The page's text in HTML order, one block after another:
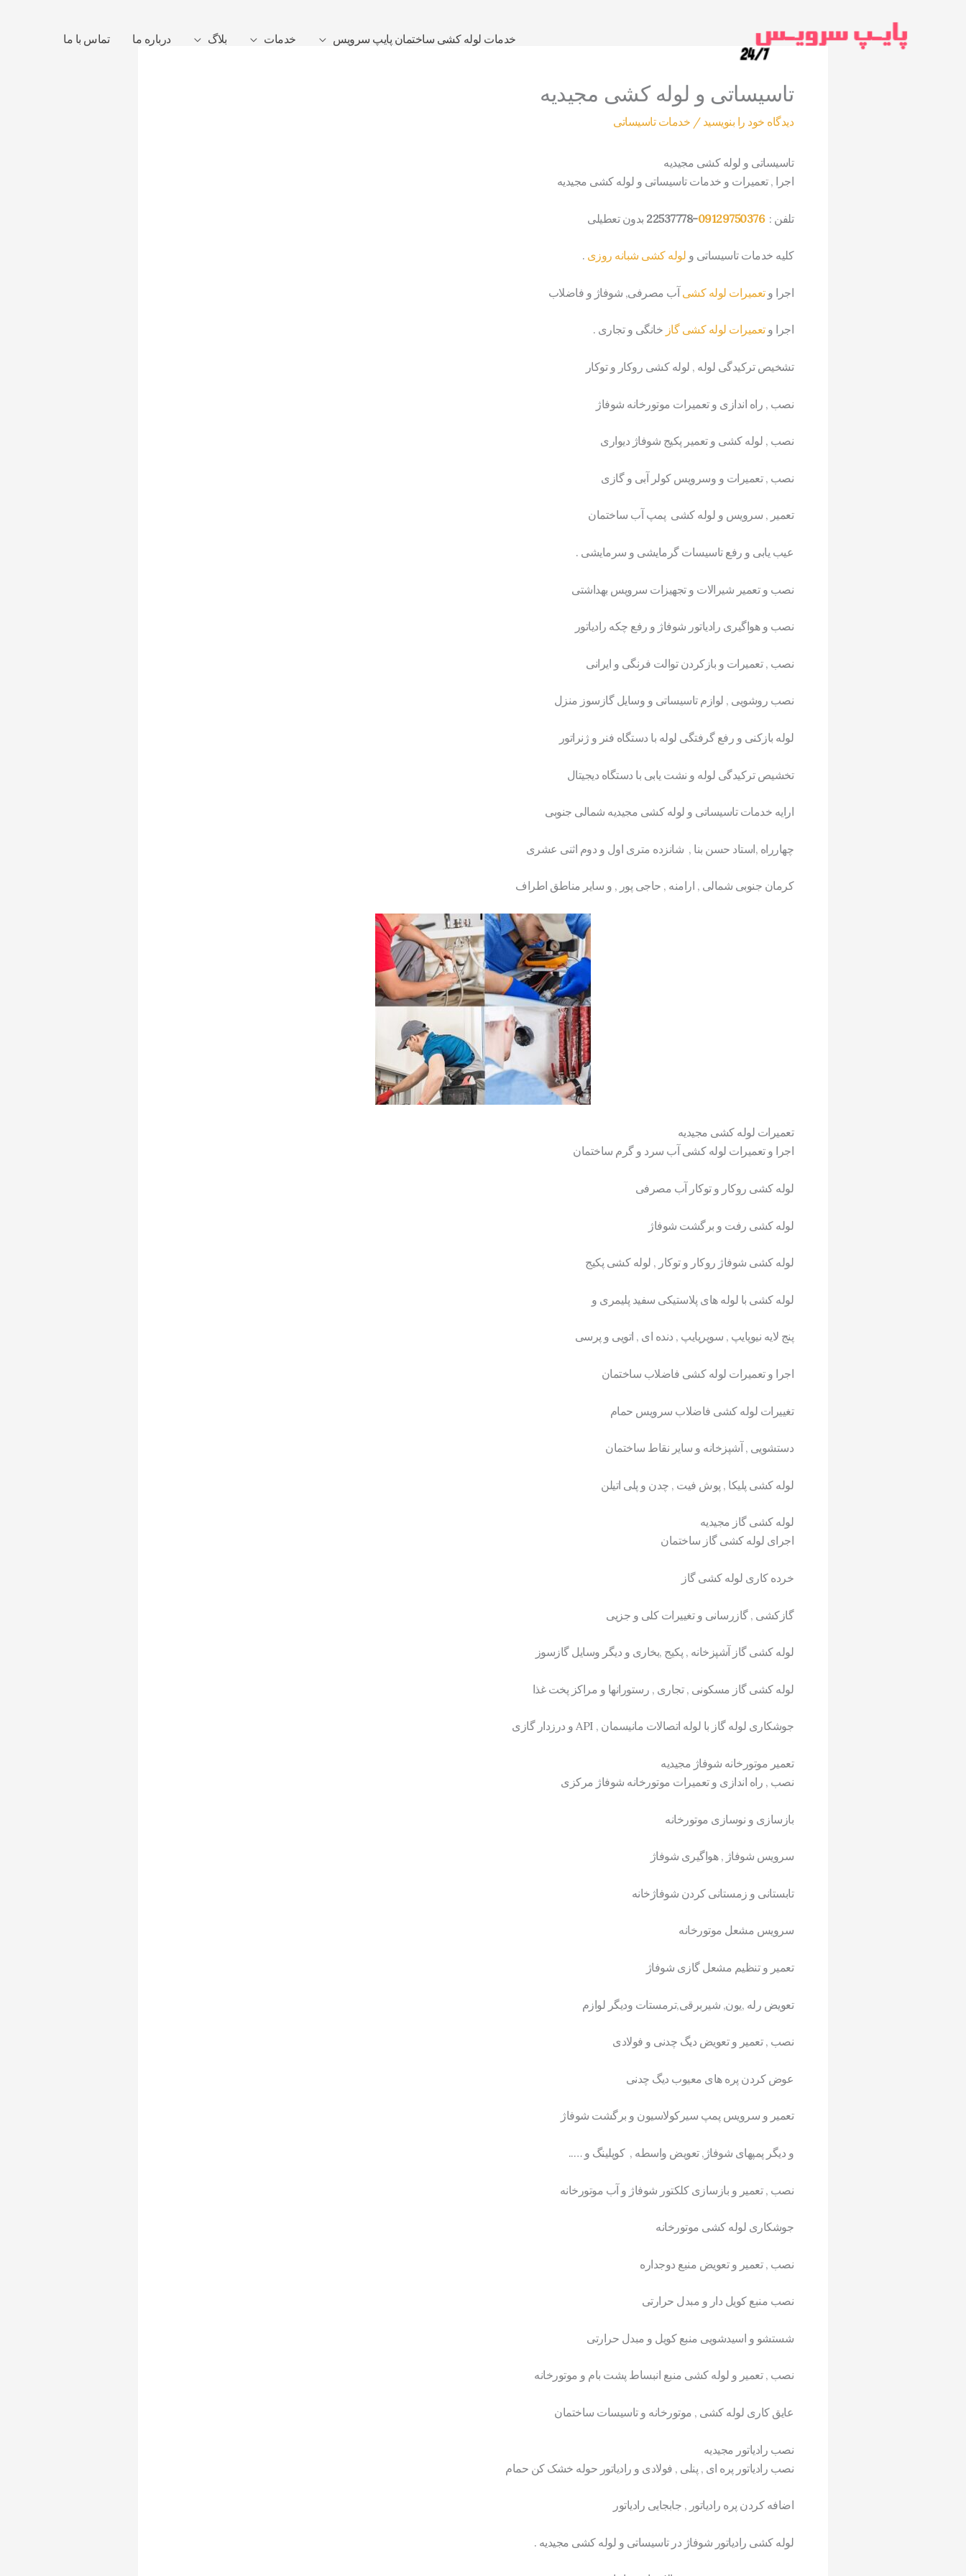
خدمات لوله کشی ساختمان پایپ سرویس خدمات بلاگ درباره ما تماس با ما
تاسیساتی و لوله کشی مجیدیه
دیدگاه‌ خود را بنویسید / خدمات تاسیساتی
تاسیساتی و لوله کشی مجیدیه
اجرا , تعمیرات و خدمات تاسیساتی و لوله کشی مجیدیه
تلفن :09129750376
-22537778 بدون تعطیلی
کلیه خدمات تاسیساتی و لوله کشی شبانه روزی .
اجرا وتعمیرات لوله کشی آب مصرفی, شوفاژ و فاضلاب
اجرا وتعمیرات لوله کشی گاز خانگی و تجاری .
تشخیص ترکیدگی لوله , لوله کشی روکار و توکار
نصب , راه اندازی و تعمیرات موتورخانه شوفاژ
نصب , لوله کشی و تعمیر پکیج شوفاژ دیواری
نصب , تعمیرات و وسرویس کولر آبی و گازی
تعمیر , سرویس و لوله کشی پمپ آب ساختمان
عیب یابی و رفع تاسیسات گرمایشی و سرمایشی .
نصب و تعمیر شیرالات و تجهیزات سرویس بهداشتی
نصب و هواگیری رادیاتور شوفاژ و رفع چکه رادیاتور
نصب , تعمیرات و بازکردن توالت فرنگی و ایرانی
نصب روشویی , لوازم تاسیساتی و وسایل گازسوز منزل
لوله بازکنی و رفع گرفتگی لوله با دستگاه فنر و ژنراتور
تخشیص ترکیدگی لوله و نشت یابی با دستگاه دیجیتال
ارایه خدمات تاسیساتی و لوله کشی مجیدیه شمالی جنوبی
چهارراه ,استاد حسن بنا , شانزده متری اول و دوم اثنی عشری
کرمان جنوبی شمالی , ارامنه , حاجی پور , و سایر مناطق اطراف
تعمیرات لوله کشی مجیدیه
اجرا و تعمیرات لوله کشی آب سرد و گرم ساختمان
لوله کشی روکار و توکار آب مصرفی
لوله کشی رفت و برگشت شوفاژ
لوله کشی شوفاژ روکار و توکار , لوله کشی پکیج
لوله کشی با لوله های پلاستیکی سفید پلیمری و
پنج لایه نیوپایپ , سوپرپایپ , دنده ای , اتویی و پرسی
اجرا و تعمیرات لوله کشی فاضلاب ساختمان
تغییرات لوله کشی فاضلاب سرویس حمام
دستشویی , آشپزخانه و سایر نقاط ساختمان
لوله کشی پلیکا , پوش فیت , چدن و پلی اتیلن
لوله کشی گاز مجیدیه
اجرای لوله کشی گاز ساختمان
خرده کاری لوله کشی گاز
گازکشی , گازرسانی و تغییرات کلی و جزیی
لوله کشی گاز آشپزخانه , پکیج ,بخاری و دیگر وسایل گازسوز
لوله کشی گاز مسکونی , تجاری , رستورانها و مراکز پخت غذا
جوشکاری لوله گاز با لوله اتصالات مانیسمان , API و درزدار گازی
تعمیر موتورخانه شوفاژ مجیدیه
نصب , راه اندازی و تعمیرات موتورخانه شوفاژ مرکزی
بازسازی و نوسازی موتورخانه
سرویس شوفاژ , هواگیری شوفاژ
تابستانی و زمستانی کردن شوفاژخانه
سرویس مشعل موتورخانه
تعمیر و تنظیم مشعل گازی شوفاژ
تعویض رله ,یون, شیربرقی,ترمستات ودیگر لوازم
نصب , تعمیر و تعویض دیگ چدنی و فولادی
عوض کردن پره های معیوب دیگ چدنی
تعمیر و سرویس پمپ سیرکولاسیون و برگشت شوفاژ
و دیگر پمپهای شوفاژ, تعویض واسطه , کوپلینگ و …..
نصب , تعمیر و بازسازی کلکتور شوفاژ و آب موتورخانه
جوشکاری لوله کشی موتورخانه
نصب , تعمیر و تعویض منبع دوجداره
نصب منبع کویل دار و مبدل حرارتی
شستشو و اسیدشویی منبع کویل و مبدل حرارتی
نصب , تعمیر و لوله کشی منبع انبساط پشت بام و موتورخانه
عایق کاری لوله کشی , موتورخانه و تاسیسات ساختمان
نصب رادیاتور مجیدیه
نصب رادیاتور پره ای , پنلی , فولادی و رادیاتور حوله خشک کن حمام
اضافه کردن پره رادیاتور , جابجایی رادیاتور
لوله کشی رادیاتور شوفاژ در تاسیساتی و لوله کشی مجیدیه .